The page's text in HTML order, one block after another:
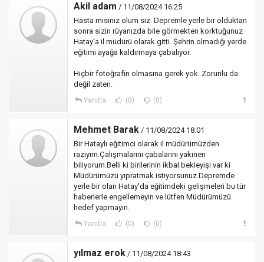
Akil adam / 11/08/2024 16:25
Hasta mısınız olum siz. Depremle yerle bir olduktan
sonra sizin rüyanızda bile görmekten korktuğunuz
Hatay'a il müdürü olarak gitti. Şehrin olmadığı yerde
eğitimi ayağa kaldırmaya çabalıyor.
Hiçbir fotoğrafın olmasına gerek yok. Zorunlu da
değil zaten.
Yanıtla (0) (0)
Mehmet Barak / 11/08/2024 18:01
Bir Hataylı eğitimci olarak il müdürümüzden
razıyım.Çalışmalarını çabalarını yakınen
biliyorum.Belli ki birilerinin ikbal bekleyişi var ki
Müdürümüzü yıpratmak istiyorsunuz.Depremde
yerle bir olan Hatay'da eğitimdeki gelişmeleri bu tür
haberlerle engellemeyin ve lütfen Müdürümüzü
hedef yapmayın.
Yanıtla (0) (0)
yılmaz erok / 11/08/2024 18:43